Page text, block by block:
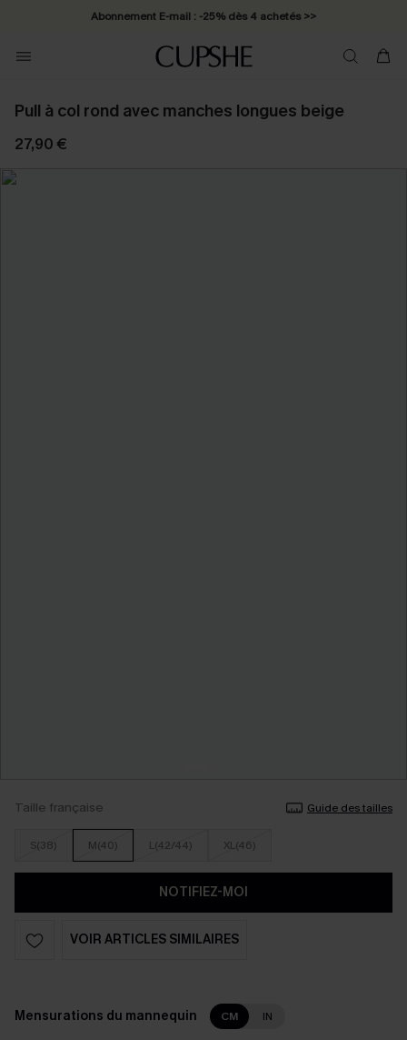
Abonnement E-mail : -25% dès 4 achetés >>
Pull à col rond avec manches longues beige
27,90 €
Taille française Guide des tailles
S(38) M(40) L(42/44) XL(46)
NOTIFIEZ-MOI
VOIR ARTICLES SIMILAIRES
Mensurations du mannequin CM IN